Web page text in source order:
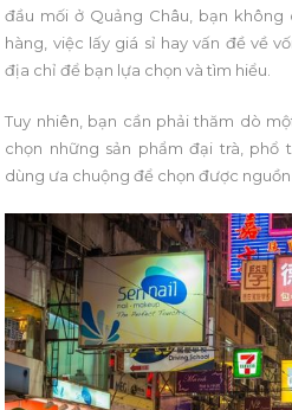
đầu mối ở Quảng Châu, bạn
hàng, việc lấy giá sỉ hay vấn đề về
địa chỉ để bạn lựa chọn và tìm hiểu.
Tuy nhiên, bạn cần phải thăm dò
chọn những sản phẩm đại trà,
dùng ưa chuộng để chọn được nguồn